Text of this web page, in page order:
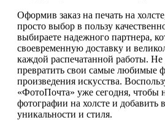
Оформив заказ на печать на
просто выбор в пользу
выбираете надежного партнера,
своевременную доставку и
каждой распечатанной работы.
превратить свои самые любимые
произведения искусства.
«ФотоПочта» уже сегодня, чтобы
фотографии на холсте и добавить
уникальности и стиля.